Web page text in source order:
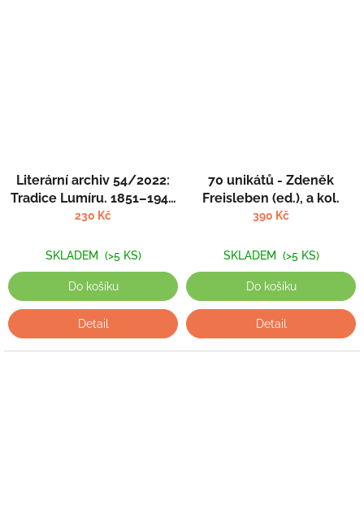
Literární archiv 54/2022:
Tradice Lumíru. 1851–1940
- Kolektiv autorů; Lukáš
230 Kč
SKLADEM (>5 KS)
Do košíku
Detail
70 unikátů - Zdeněk
Freisleben (ed.), a kol.
390 Kč
SKLADEM (>5 KS)
Do košíku
Detail